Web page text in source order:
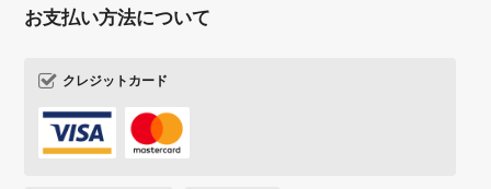
お支払い方法について
クレジットカード